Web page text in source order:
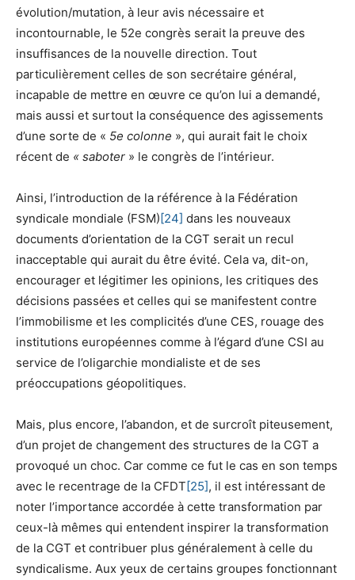
évolution/mutation, à leur avis nécessaire et
incontournable, le 52e congrès serait la preuve des
insuffisances de la nouvelle direction. Tout
particulièrement celles de son secrétaire général,
incapable de mettre en œuvre ce qu’on lui a demandé,
mais aussi et surtout la conséquence des agissements
d’une sorte de « 5e colonne », qui aurait fait le choix
récent de « saboter » le congrès de l’intérieur.
Ainsi, l’introduction de la référence à la Fédération
syndicale mondiale (FSM)[24] dans les nouveaux
documents d’orientation de la CGT serait un recul
inacceptable qui aurait du être évité. Cela va, dit-on,
encourager et légitimer les opinions, les critiques des
décisions passées et celles qui se manifestent contre
l’immobilisme et les complicités d’une CES, rouage des
institutions européennes comme à l’égard d’une CSI au
service de l’oligarchie mondialiste et de ses
préoccupations géopolitiques.
Mais, plus encore, l’abandon, et de surcroît piteusement,
d’un projet de changement des structures de la CGT a
provoqué un choc. Car comme ce fut le cas en son temps
avec le recentrage de la CFDT[25], il est intéressant de
noter l’importance accordée à cette transformation par
ceux-là mêmes qui entendent inspirer la transformation
de la CGT et contribuer plus généralement à celle du
syndicalisme. Aux yeux de certains groupes fonctionnant